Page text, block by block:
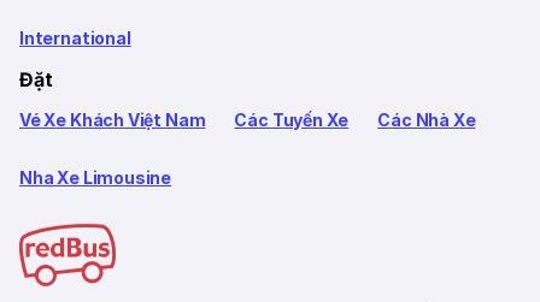
International
Đặt
Vé Xe Khách Việt Nam Các Tuyến Xe Các Nhà Xe
Nha Xe Limousine